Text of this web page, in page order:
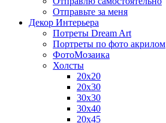
Отправьте за меня
Декор Интерьера
Потреты Dream Art
Портреты по фото акрилом
ФотоМозаика
Холсты
20х20
20х30
30х30
30х40
20х45